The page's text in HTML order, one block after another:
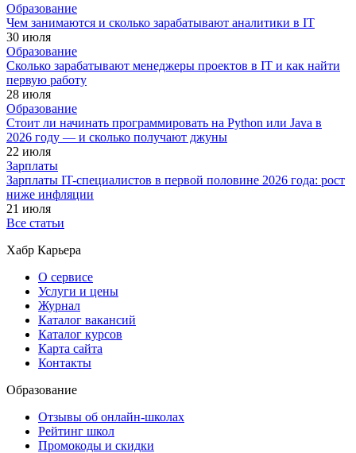
Образование
Чем занимаются и сколько зарабатывают аналитики в IT
30 июля
Образование
Сколько зарабатывают менеджеры проектов в IT и как найти
первую работу
28 июля
Образование
Стоит ли начинать программировать на Python или Java в
2026 году — и сколько получают джуны
22 июля
Зарплаты
Зарплаты IT-специалистов в первой половине 2026 года: рост
ниже инфляции
21 июля
Все статьи
Хабр Карьера
О сервисе
Услуги и цены
Журнал
Каталог вакансий
Каталог курсов
Карта сайта
Контакты
Образование
Отзывы об онлайн-школах
Рейтинг школ
Промокоды и скидки